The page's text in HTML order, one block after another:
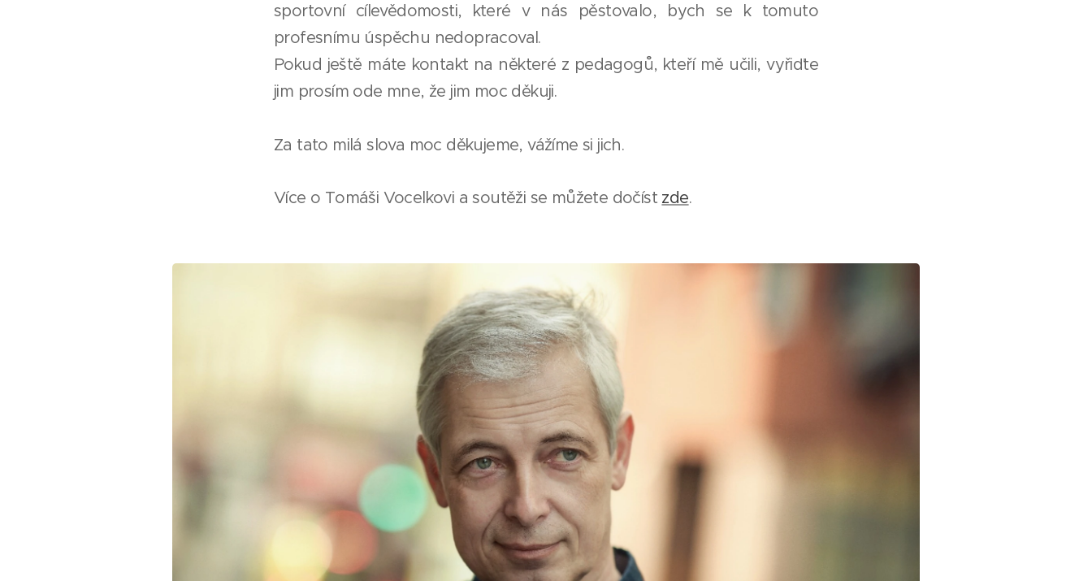
sportovní cílevědomosti, které v nás pěstovalo, bych se k tomuto
profesnímu úspěchu nedopracoval.
Pokud ještě máte kontakt na některé z pedagogů, kteří mě učili, vyřiďte
jim prosím ode mne, že jim moc děkuji.
Za tato milá slova moc děkujeme, vážíme si jich.
Více o Tomáši Vocelkovi a soutěži se můžete dočíst zde.